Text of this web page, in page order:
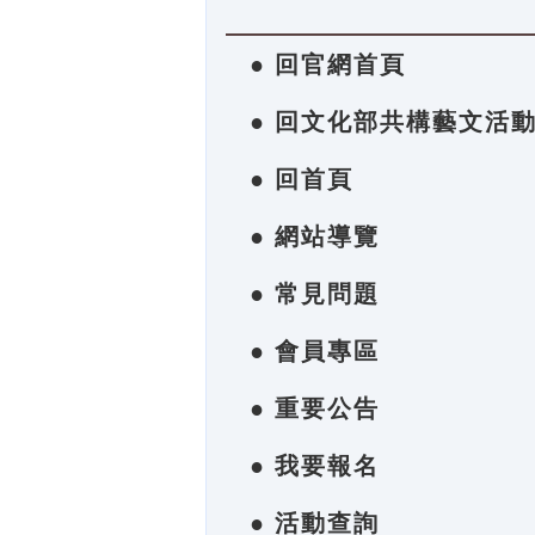
● 回官網首頁
● 回文化部共構藝文活
● 回首頁
● 網站導覽
● 常見問題
● 會員專區
● 重要公告
● 我要報名
● 活動查詢